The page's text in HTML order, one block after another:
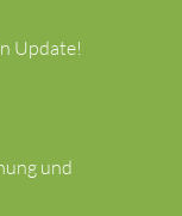
Update!
und